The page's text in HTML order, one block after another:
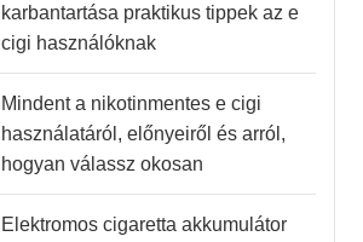
karbantartása praktikus tippek az e
cigi használóknak
Mindent a nikotinmentes e cigi
használatáról, előnyeiről és arról,
hogyan válassz okosan
Elektromos cigaretta akkumulátor